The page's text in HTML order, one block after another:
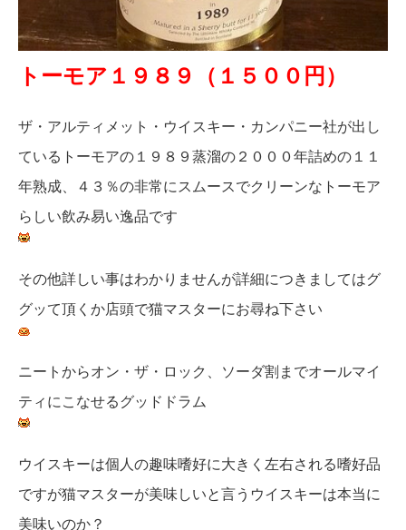
トーモア１９８９（１５００円）
ザ・アルティメット・ウイスキー・カンパニー社が出し
ているトーモアの１９８９蒸溜の２０００年詰めの１１
年熟成、４３％の非常にスムースでクリーンなトーモア
らしい飲み易い逸品です
その他詳しい事はわかりませんが詳細につきましてはグ
グッて頂くか店頭で猫マスターにお尋ね下さい
ニートからオン・ザ・ロック、ソーダ割までオールマイ
ティにこなせるグッドドラム
ウイスキーは個人の趣味嗜好に大きく左右される嗜好品
ですが猫マスターが美味しいと言うウイスキーは本当に
美味いのか？